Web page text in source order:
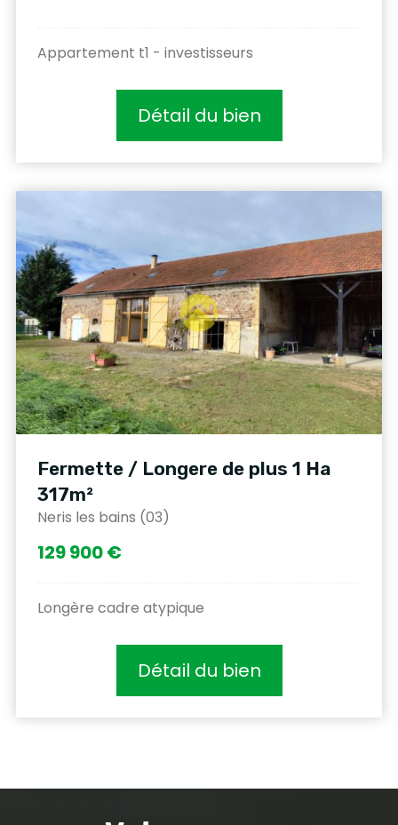
Appartement t1 - investisseurs
Détail du bien
Fermette / Longere de plus 1 Ha
317m²
Neris les bains (03)
129 900 €
Longère cadre atypique
Détail du bien